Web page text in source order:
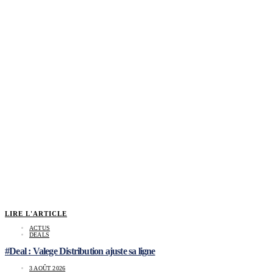
LIRE L'ARTICLE
ACTUS
DEALS
#Deal : Valege Distribution ajuste sa ligne
3 AOÛT 2026